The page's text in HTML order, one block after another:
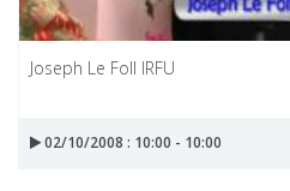
Joseph Le Foll IRFU
02/10/2008 : 10:00 - 10:00